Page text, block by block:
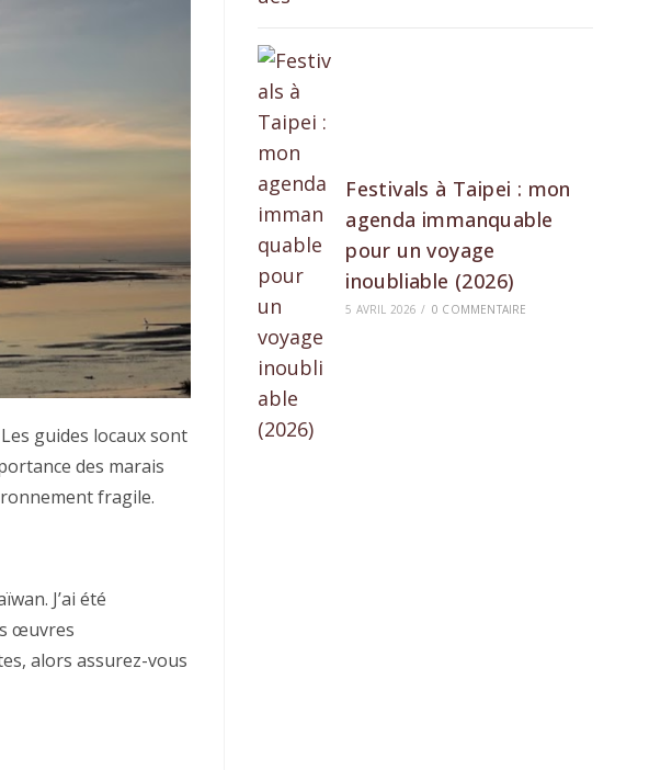
guides locaux sont
des marais
fragile.
J’ai été
œuvres
alors assurez-vous
Festivals à Taipei : mon
agenda immanquable
pour un voyage
inoubliable (2026)
5 AVRIL 2026 / 0 COMMENTAIRE